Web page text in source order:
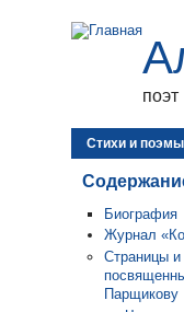
поэт
Стихи и поэмы
Биография
Журнал
Страницы и
Парщикову